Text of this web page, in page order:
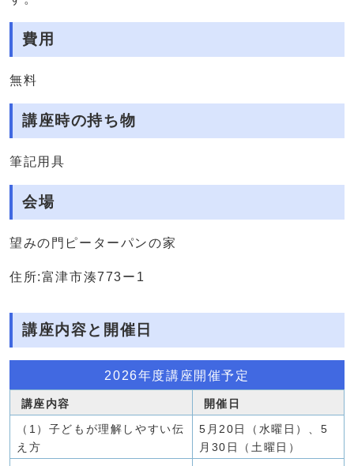
費用
無料
講座時の持ち物
筆記用具
会場
望みの門ピーターパンの家
住所:富津市湊773ー1
講座内容と開催日
2026年度講座開催予定
講座内容 開催日
（1）子どもが理解しやすい伝
え方
5月20日（水曜日）、5
月30日（土曜日）